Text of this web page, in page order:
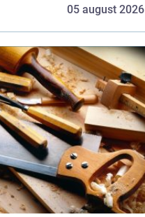
05 august 2026